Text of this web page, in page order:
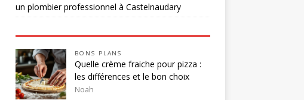
un plombier professionnel à Castelnaudary
BONS PLANS
Quelle crème fraiche pour pizza :
les différences et le bon choix
Noah